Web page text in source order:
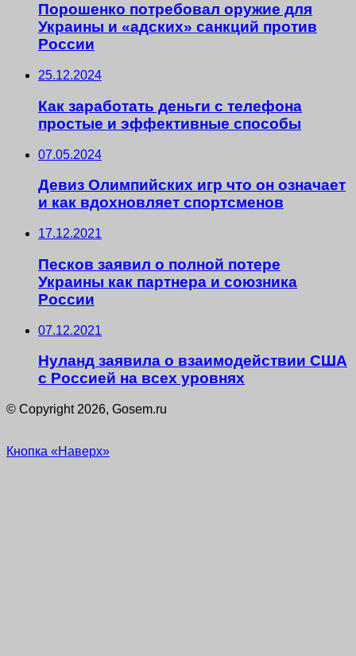
Порошенко потребовал оружие для
Украины и «адских» санкций против
России
25.12.2024
Как заработать деньги с телефона
простые и эффективные способы
07.05.2024
Девиз Олимпийских игр что он означает
и как вдохновляет спортсменов
17.12.2021
Песков заявил о полной потере
Украины как партнера и союзника
России
07.12.2021
Нуланд заявила о взаимодействии США
с Россией на всех уровнях
© Copyright 2026, Gosem.ru
Кнопка «Наверх»